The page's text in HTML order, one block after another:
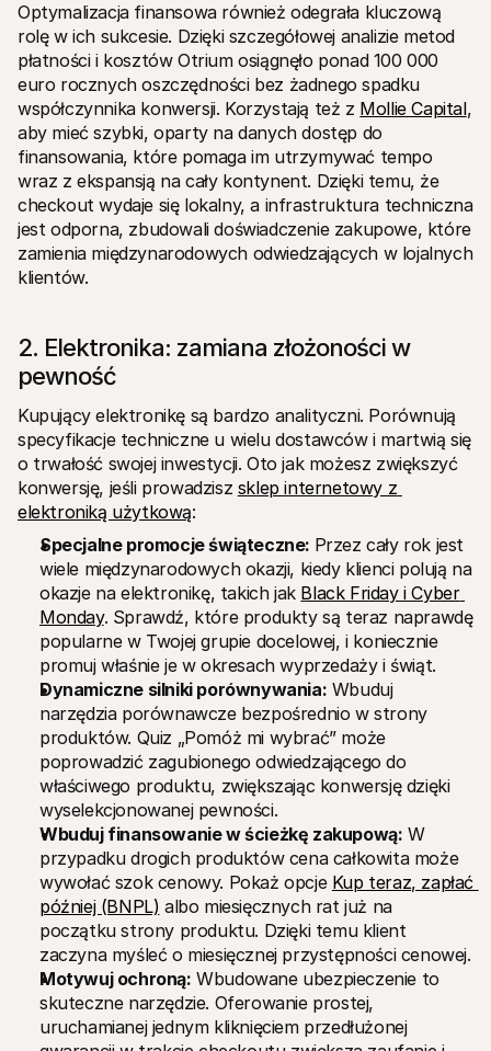
Optymalizacja finansowa również odegrała kluczową
rolę w ich sukcesie. Dzięki szczegółowej analizie metod
płatności i kosztów Otrium osiągnęło ponad 100 000
euro rocznych oszczędności bez żadnego spadku
współczynnika konwersji. Korzystają też z Mollie Capital,
aby mieć szybki, oparty na danych dostęp do
finansowania, które pomaga im utrzymywać tempo
wraz z ekspansją na cały kontynent. Dzięki temu, że
checkout wydaje się lokalny, a infrastruktura techniczna
jest odporna, zbudowali doświadczenie zakupowe, które
zamienia międzynarodowych odwiedzających w lojalnych
klientów.
2. Elektronika: zamiana złożoności w
pewność
Kupujący elektronikę są bardzo analityczni. Porównują
specyfikacje techniczne u wielu dostawców i martwią się
o trwałość swojej inwestycji. Oto jak możesz zwiększyć
konwersję, jeśli prowadzisz sklep internetowy z
elektroniką użytkową:
Specjalne promocje świąteczne: Przez cały rok jest
wiele międzynarodowych okazji, kiedy klienci polują na
okazje na elektronikę, takich jak Black Friday i Cyber
Monday. Sprawdź, które produkty są teraz naprawdę
popularne w Twojej grupie docelowej, i koniecznie
promuj właśnie je w okresach wyprzedaży i świąt.
Dynamiczne silniki porównywania: Wbuduj
narzędzia porównawcze bezpośrednio w strony
produktów. Quiz „Pomóż mi wybrać” może
poprowadzić zagubionego odwiedzającego do
właściwego produktu, zwiększając konwersję dzięki
wyselekcjonowanej pewności.
Wbuduj finansowanie w ścieżkę zakupową: W
przypadku drogich produktów cena całkowita może
wywołać szok cenowy. Pokaż opcje Kup teraz, zapłać
później (BNPL) albo miesięcznych rat już na
początku strony produktu. Dzięki temu klient
zaczyna myśleć o miesięcznej przystępności cenowej.
Motywuj ochroną: Wbudowane ubezpieczenie to
skuteczne narzędzie. Oferowanie prostej,
uruchamianej jednym kliknięciem przedłużonej